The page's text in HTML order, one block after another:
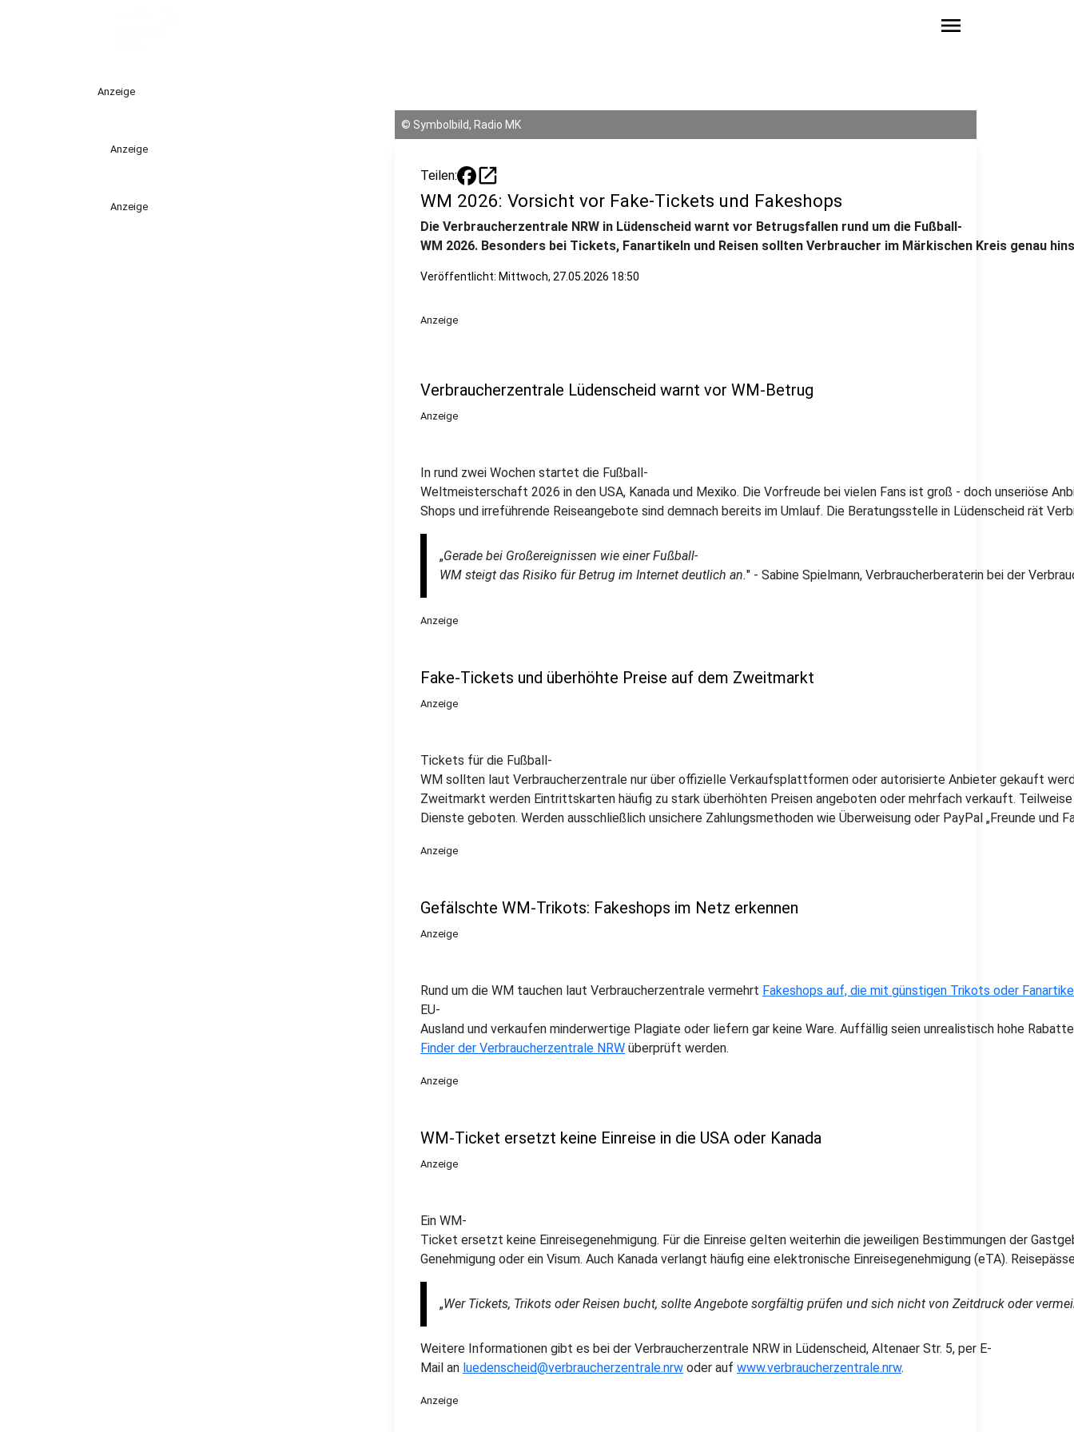
menu
Anzeige
Anzeige
Anzeige
© Symbolbild, Radio MK
Teilen: open_in_new
WM 2026: Vorsicht vor Fake-Tickets und Fakeshops
Die Verbraucherzentrale NRW in Lüdenscheid warnt vor Betrugsfallen rund um die Fußball-
WM 2026. Besonders bei Tickets, Fanartikeln und Reisen sollten Verbraucher im Märkischen Kreis genau
Veröffentlicht: Mittwoch, 27.05.2026 18:50
Anzeige
Verbraucherzentrale Lüdenscheid warnt vor WM-Betrug
Anzeige
In rund zwei Wochen startet die Fußball-
Weltmeisterschaft 2026 in den USA, Kanada und Mexiko. Die Vorfreude bei vielen Fans ist groß - doch unseriöse
Shops und irreführende Reiseangebote sind demnach bereits im Umlauf. Die Beratungsstelle in Lüdenscheid rät
„Gerade bei Großereignissen wie einer Fußball-
WM steigt das Risiko für Betrug im Internet deutlich an." - Sabine Spielmann, Verbraucherberaterin bei der
Anzeige
Fake-Tickets und überhöhte Preise auf dem Zweitmarkt
Anzeige
Tickets für die Fußball-
WM sollten laut Verbraucherzentrale nur über offizielle Verkaufsplattformen oder autorisierte Anbieter gekauft
Zweitmarkt werden Eintrittskarten häufig zu stark überhöhten Preisen angeboten oder mehrfach verkauft.
Dienste geboten. Werden ausschließlich unsichere Zahlungsmethoden wie Überweisung oder PayPal „Freunde
Anzeige
Gefälschte WM-Trikots: Fakeshops im Netz erkennen
Anzeige
Rund um die WM tauchen laut Verbraucherzentrale vermehrt Fakeshops auf, die mit günstigen Trikots oder
EU-
Ausland und verkaufen minderwertige Plagiate oder liefern gar keine Ware. Auffällig seien unrealistisch hohe
Finder der Verbraucherzentrale NRW überprüft werden.
Anzeige
WM-Ticket ersetzt keine Einreise in die USA oder Kanada
Anzeige
Ein WM-
Ticket ersetzt keine Einreisegenehmigung. Für die Einreise gelten weiterhin die jeweiligen Bestimmungen der
Genehmigung oder ein Visum. Auch Kanada verlangt häufig eine elektronische Einreisegenehmigung (eTA).
„Wer Tickets, Trikots oder Reisen bucht, sollte Angebote sorgfältig prüfen und sich nicht von Zeitdruck oder
Weitere Informationen gibt es bei der Verbraucherzentrale NRW in Lüdenscheid, Altenaer Str. 5, per E-
Mail an luedenscheid@verbraucherzentrale.nrw oder auf www.verbraucherzentrale.nrw.
Anzeige